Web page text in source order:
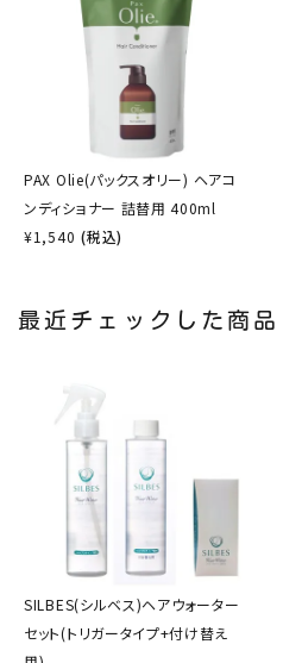
PAX Olie(パックスオリー) ヘアコ
ンディショナー 詰替用 400ml
¥1,540 (税込)
最近チェックした商品
SILBES(シルベス)ヘアウォーター
セット(トリガータイプ+付け替え